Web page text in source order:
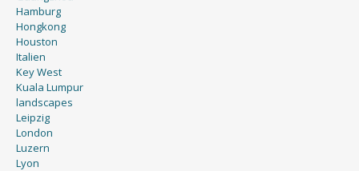
Hamburg
Hongkong
Houston
Italien
Key West
Kuala Lumpur
landscapes
Leipzig
London
Luzern
Lyon